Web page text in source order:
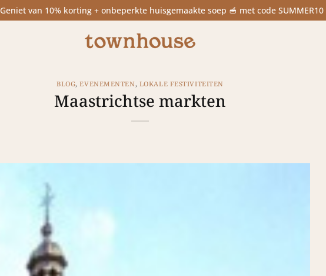
Geniet van 10% korting + onbeperkte huisgemaakte soep 🥣 met code SUMMER10
BLOG,EVENEMENTEN, LOKALE FESTIVITEITEN
Maastrichtse markten